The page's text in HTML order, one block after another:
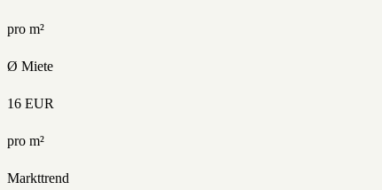
pro m²
Ø Miete
16 EUR
pro m²
Markttrend